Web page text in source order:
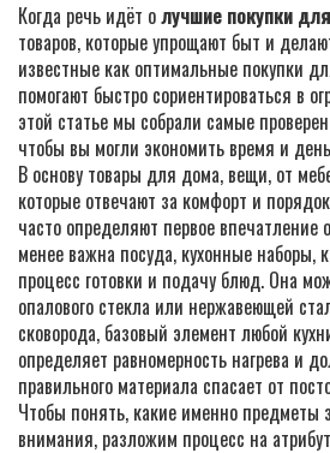
Когда речь идёт олучшие покупки
товаров, которые упрощают быт и
известные как оптимальные покупки
помогают быстро сориентироваться в
этой статье мы собрали самые
чтобы вы могли экономить время и
В основу товары для дома, вещи, от
которые отвечают за комфорт и порядок
часто определяют первое впечатление
менее важна посуда, кухонные наборы,
процесс готовки и подачу блюд. Она
опалового стекла или нержавеющей
сковорода, базовый элемент любой
определяет равномерность нагрева и
правильного материала спасает от
Чтобы понять, какие именно предметы
внимания, разложим процесс на